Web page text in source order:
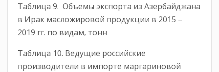
Таблица 9. Объемы экспорта из Азербайджана
в Ирак масложировой продукции в 2015 –
2019 гг. по видам, тонн
Таблица 10. Ведущие российские
производители в импорте маргариновой